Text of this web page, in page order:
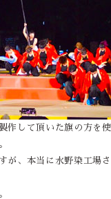
作して頂いた旗の方を
が、本当に水野染工場